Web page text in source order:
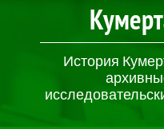
История